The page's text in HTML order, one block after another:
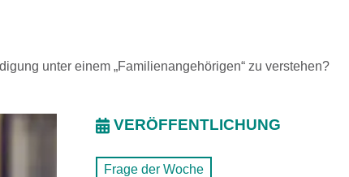
unter einem „Familienangehörigen“ zu verstehen?
VERÖFFENTLICHUNG
Frage der Woche